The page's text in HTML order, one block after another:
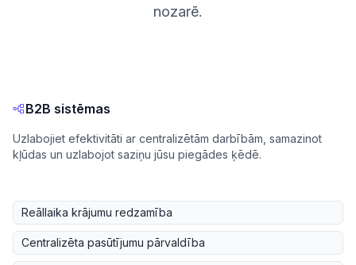
nozarē.
B2B sistēmas
Uzlabojiet efektivitāti ar centralizētām darbībām, samazinot
kļūdas un uzlabojot saziņu jūsu piegādes ķēdē.
Reāllaika krājumu redzamība
Centralizēta pasūtījumu pārvaldība